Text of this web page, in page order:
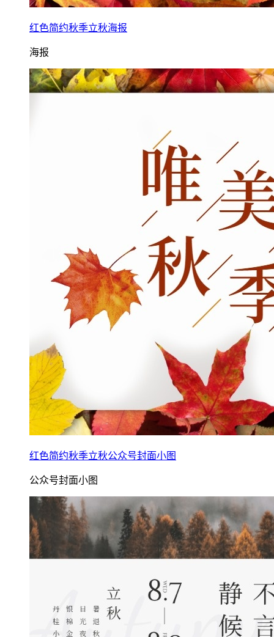
红色简约秋季立秋海报
海报
红色简约秋季立秋公众号封面小图
公众号封面小图